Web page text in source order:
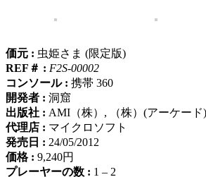
価元 : 虫姫さま (限定版)
REF＃ : F2S-00002
コンソール : 携帯 360
開発者 : 洞窟
出版社 : AMI（株）, （株）(アーケード)
代理店 : マイクロソフト
発売日 : 24/05/2012
価格 : 9,240円
プレーヤーの数 : 1 – 2